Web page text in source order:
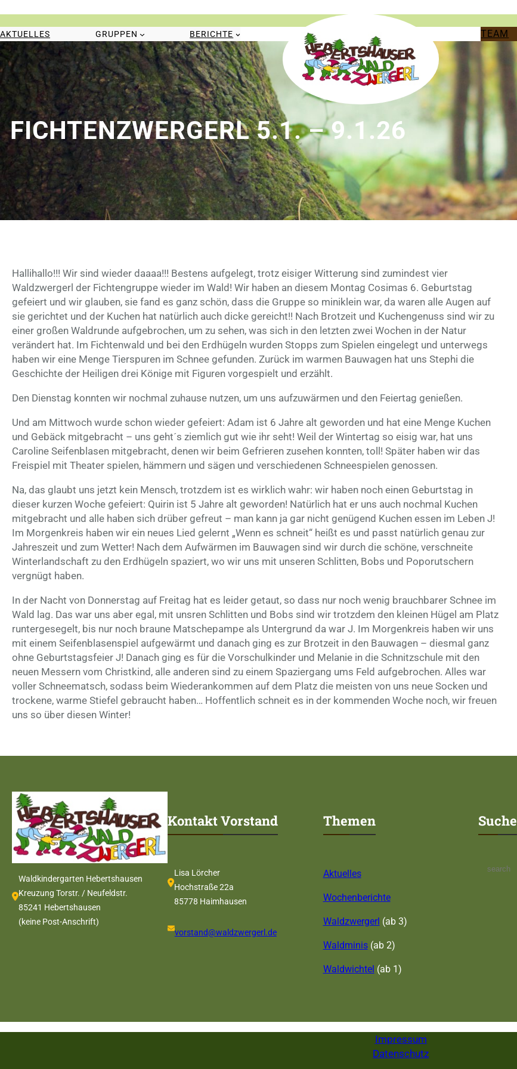
springen
AKTUELLES GRUPPEN BERICHTE TEAM
FICHTENZWERGERL 5.1. – 9.1.26
Hallihallo!!! Wir sind wieder daaaa!!! Bestens aufgelegt, trotz eisiger Witterung sind zumindest vier
Waldzwergerl der Fichtengruppe wieder im Wald! Wir haben an diesem Montag Cosimas 6. Geburtstag
gefeiert und wir glauben, sie fand es ganz schön, dass die Gruppe so miniklein war, da waren alle Augen auf
sie gerichtet und der Kuchen hat natürlich auch dicke gereicht!! Nach Brotzeit und Kuchengenuss sind wir zu
einer großen Waldrunde aufgebrochen, um zu sehen, was sich in den letzten zwei Wochen in der Natur
verändert hat. Im Fichtenwald und bei den Erdhügeln wurden Stopps zum Spielen eingelegt und unterwegs
haben wir eine Menge Tierspuren im Schnee gefunden. Zurück im warmen Bauwagen hat uns Stephi die
Geschichte der Heiligen drei Könige mit Figuren vorgespielt und erzählt.
Den Dienstag konnten wir nochmal zuhause nutzen, um uns aufzuwärmen und den Feiertag genießen.
Und am Mittwoch wurde schon wieder gefeiert: Adam ist 6 Jahre alt geworden und hat eine Menge Kuchen
und Gebäck mitgebracht – uns geht´s ziemlich gut wie ihr seht! Weil der Wintertag so eisig war, hat uns
Caroline Seifenblasen mitgebracht, denen wir beim Gefrieren zusehen konnten, toll! Später haben wir das
Freispiel mit Theater spielen, hämmern und sägen und verschiedenen Schneespielen genossen.
Na, das glaubt uns jetzt kein Mensch, trotzdem ist es wirklich wahr: wir haben noch einen Geburtstag in
dieser kurzen Woche gefeiert: Quirin ist 5 Jahre alt geworden! Natürlich hat er uns auch nochmal Kuchen
mitgebracht und alle haben sich drüber gefreut – man kann ja gar nicht genügend Kuchen essen im Leben J!
Im Morgenkreis haben wir ein neues Lied gelernt „Wenn es schneit“ heißt es und passt natürlich genau zur
Jahreszeit und zum Wetter! Nach dem Aufwärmen im Bauwagen sind wir durch die schöne, verschneite
Winterlandschaft zu den Erdhügeln spaziert, wo wir uns mit unseren Schlitten, Bobs und Poporutschern
vergnügt haben.
In der Nacht von Donnerstag auf Freitag hat es leider getaut, so dass nur noch wenig brauchbarer Schnee im
Wald lag. Das war uns aber egal, mit unsren Schlitten und Bobs sind wir trotzdem den kleinen Hügel am Platz
runtergesegelt, bis nur noch braune Matschepampe als Untergrund da war J. Im Morgenkreis haben wir uns
mit einem Seifenblasenspiel aufgewärmt und danach ging es zur Brotzeit in den Bauwagen – diesmal ganz
ohne Geburtstagsfeier J! Danach ging es für die Vorschulkinder und Melanie in die Schnitzschule mit den
neuen Messern vom Christkind, alle anderen sind zu einem Spaziergang ums Feld aufgebrochen. Alles war
voller Schneematsch, sodass beim Wiederankommen auf dem Platz die meisten von uns neue Socken und
trockene, warme Stiefel gebraucht haben… Hoffentlich schneit es in der kommenden Woche noch, wir freuen
uns so über diesen Winter!
Waldkindergarten Hebertshausen
Kreuzung Torstr. / Neufeldstr.
85241 Hebertshausen
(keine Post-Anschrift)
Kontakt Vorstand
Lisa Lörcher
Hochstraße 22a
85778 Haimhausen
vorstand@waldzwergerl.de
Themen
Aktuelles
Wochenberichte
Waldzwergerl (ab 3)
Waldminis(ab 2)
Waldwichtel (ab 1)
Suche
Impressum
Datenschutz